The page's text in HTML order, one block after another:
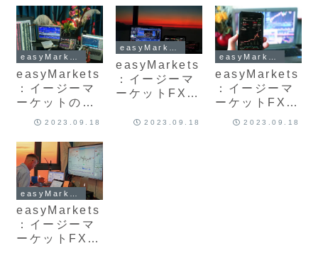
きる？最新版
を解説
ーナスについ
て最新版を徹
底解説
時間とレバレ
ッジの特徴を
最新版解説
easyMarkets
：イージーマ
ーケットのバ
ニラオプショ
すめ？今すぐ
スプレッドを
固定、最新版
を解説
2023.09.18
easyMarkets
：イージーマ
ーケットFXの
ナルティ 両建
2023.09.18
easyMarkets
：イージーマ
ーケットFXの
サポートセン
2023.09.18
easyMarkets
：イージーマ
ーケットFXの